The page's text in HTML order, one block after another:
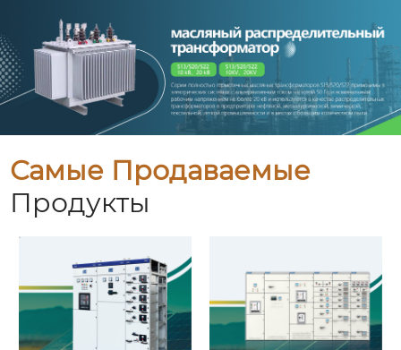
Самые Продаваемые
Продукты